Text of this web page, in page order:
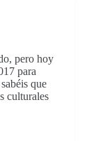
pero hoy
para
que
culturales